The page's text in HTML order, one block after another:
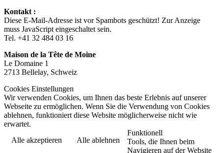
Kontakt :
Diese E-Mail-Adresse ist vor Spambots geschützt! Zur Anzeige
muss JavaScript eingeschaltet sein.
Tel. +41 32 484 03 16
Maison de la Tête de Moine
Le Domaine 1
2713 Bellelay, Schweiz
Cookies Einstellungen
Wir verwenden Cookies, um Ihnen das beste Erlebnis auf unserer
Webseite zu ermöglichen. Wenn Sie die Verwendung von Cookies
ablehnen, funktioniert diese Website möglicherweise nicht wie
erwartet.
Alle akzeptieren
Alle ablehnen
Funktionell
Tools, die Ihnen beim
Navigieren auf der Website